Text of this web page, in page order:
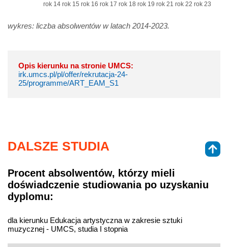
rok 14 rok 15 rok 16 rok 17 rok 18 rok 19 rok 21 rok 22 rok 23
wykres: liczba absolwentów w latach 2014-2023.
Opis kierunku na stronie UMCS:
irk.umcs.pl/pl/offer/rekrutacja-24-
25/programme/ART_EAM_S1
DALSZE STUDIA
Procent absolwentów, którzy mieli
doświadczenie studiowania po uzyskaniu
dyplomu:
dla kierunku Edukacja artystyczna w zakresie sztuki
muzycznej - UMCS, studia I stopnia